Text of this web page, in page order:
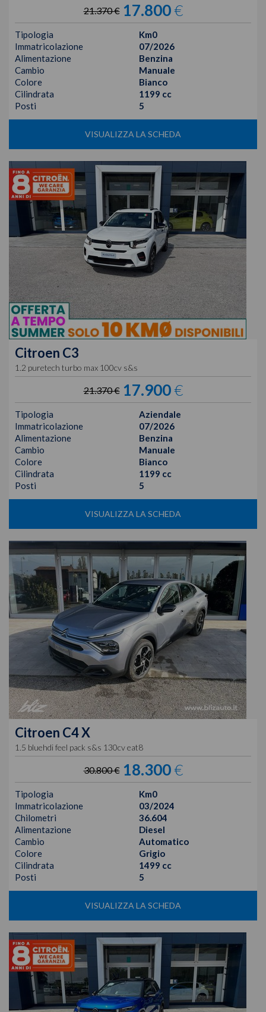
21.370 € 17.800€
Tipologia
Km0
Immatricolazione
07/2026
Alimentazione
Benzina
Cambio
Manuale
Colore
Bianco
Cilindrata
1199 cc
Posti
5
VISUALIZZA LA SCHEDA
Citroen C3
1.2 puretech turbo max 100cv s&s
21.370 € 17.900€
Tipologia
Aziendale
Immatricolazione
07/2026
Alimentazione
Benzina
Cambio
Manuale
Colore
Bianco
Cilindrata
1199 cc
Posti
5
VISUALIZZA LA SCHEDA
Citroen C4 X
1.5 bluehdi feel pack s&s 130cv eat8
30.800 € 18.300€
Tipologia
Km0
Immatricolazione
03/2024
Chilometri
36.604
Alimentazione
Diesel
Cambio
Automatico
Colore
Grigio
Cilindrata
1499 cc
Posti
5
VISUALIZZA LA SCHEDA